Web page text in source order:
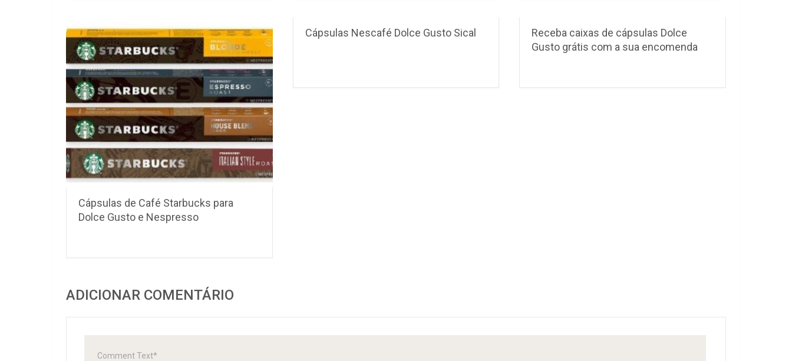
Cápsulas de Café Starbucks para
Dolce Gusto e Nespresso
Cápsulas Nescafé Dolce Gusto Sical
Receba caixas de cápsulas Dolce
Gusto grátis com a sua encomenda
ADICIONAR COMENTÁRIO